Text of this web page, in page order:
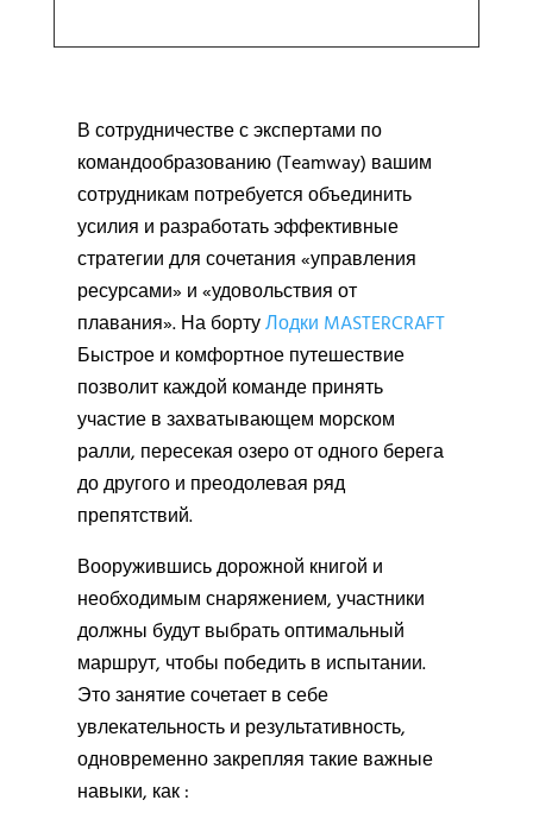
В сотрудничестве с экспертами по
командообразованию (Teamway) вашим
сотрудникам потребуется объединить
усилия и разработать эффективные
стратегии для сочетания «управления
ресурсами» и «удовольствия от
плавания». На бортуЛодки MASTERCRAFT
Быстрое и комфортное путешествие
позволит каждой команде принять
участие в захватывающем морском
ралли, пересекая озеро от одного берега
до другого и преодолевая ряд
препятствий.
Вооружившись дорожной книгой и
необходимым снаряжением, участники
должны будут выбрать оптимальный
маршрут, чтобы победить в испытании.
Это занятие сочетает в себе
увлекательность и результативность,
одновременно закрепляя такие важные
навыки, как :